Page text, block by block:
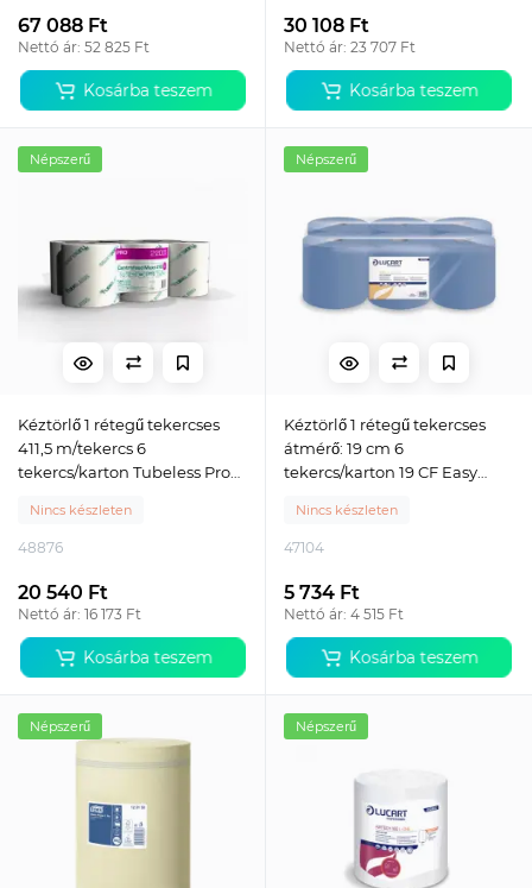
67 088 Ft
Nettó ár: 52 825 Ft
Kosárba teszem
30 108 Ft
Nettó ár: 23 707 Ft
Kosárba teszem
Népszerű
Kéztörlő 1 rétegű tekercses
411,5 m/tekercs 6
tekercs/karton Tubeless Pro
Nincs készleten
48876
20 540 Ft
Nettó ár: 16 173 Ft
Kosárba teszem
Népszerű
Kéztörlő 1 rétegű tekercses
átmérő: 19 cm 6
tekercs/karton 19 CF Easy
Nincs készleten
47104
5 734 Ft
Nettó ár: 4 515 Ft
Kosárba teszem
Népszerű Népszerű